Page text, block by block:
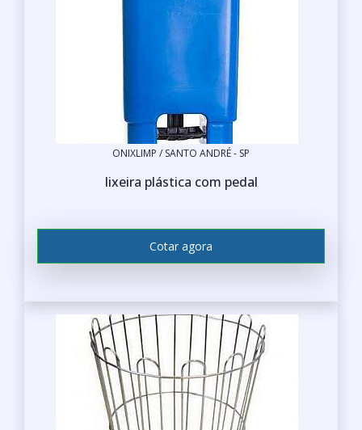
ONIXLIMP / SANTO ANDRÉ - SP
lixeira plástica com pedal
Cotar agora